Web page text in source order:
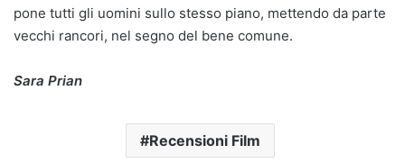
pone tutti gli uomini sullo stesso piano, mettendo da parte
vecchi rancori, nel segno del bene comune.
Sara Prian
Recensioni Film